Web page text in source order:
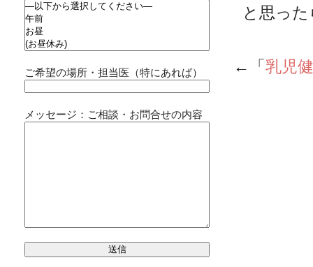
と思っ
←「乳児
ご希望の場所・担当医（特にあれば）
メッセージ：ご相談・お問合せの内容